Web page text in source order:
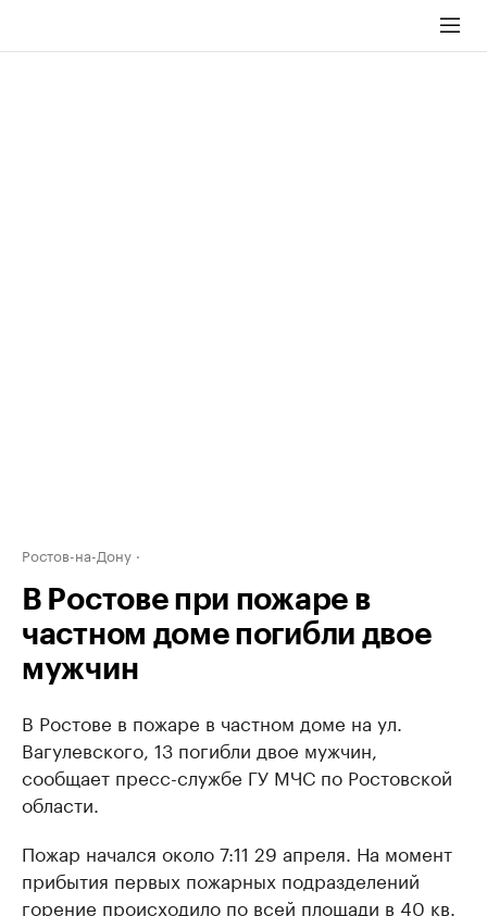
Ростов-на-Дону
В Ростове при пожаре в
частном доме погибли двое
мужчин
В Ростове в пожаре в частном доме на ул.
Вагулевского, 13 погибли двое мужчин,
сообщает пресс-службе ГУ МЧС по Ростовской
области.
Пожар начался около 7:11 29 апреля. На момент
прибытия первых пожарных подразделений
горение происходило по всей площади в 40 кв.